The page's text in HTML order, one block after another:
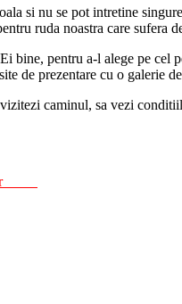
si nu se pot intretine
ruda noastra care sufera
bine, pentru a-l alege pe
de prezentare cu o galerie
caminul, sa vezi
Tweet